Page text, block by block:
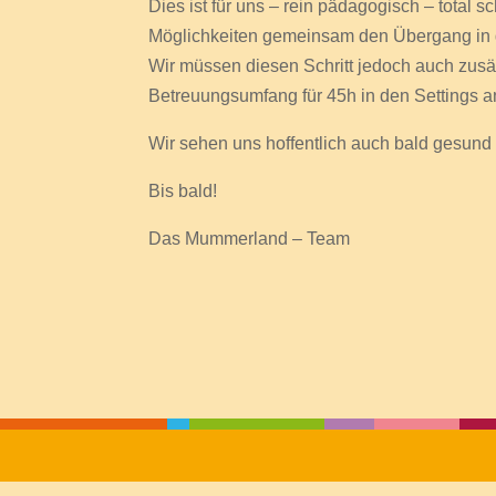
Dies ist für uns – rein pädagogisch – total
Möglichkeiten gemeinsam den Übergang
Wir müssen diesen Schritt jedoch auch
Betreuungsumfang für 45h in den Settings
Wir sehen uns hoffentlich auch bald
Bis bald!
Das Mummerland – Team